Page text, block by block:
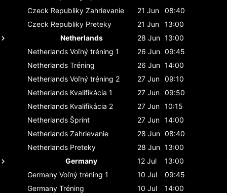
Czeck Republiky Zahrievanie 21 Jun
08:40
Czeck Republiky Preteky 21 Jun
13:00
Netherlands
28 Jun 13:00
Netherlands Voľný tréning 1 26 Jun 09:45
Netherlands Tréning 26 Jun 14:00
Netherlands Voľný tréning 2 27 Jun 09:10
Netherlands Kvalifikácia 1 27 Jun 09:50
Netherlands Kvalifikácia 2 27 Jun 10:15
Netherlands Šprint 27 Jun 14:00
Netherlands Zahrievanie 28 Jun 08:40
Netherlands Preteky 28 Jun 13:00
Germany
12 Jul
13:00
Germany Voľný tréning 1 10 Jul
09:45
Germany Tréning 10 Jul
14:00